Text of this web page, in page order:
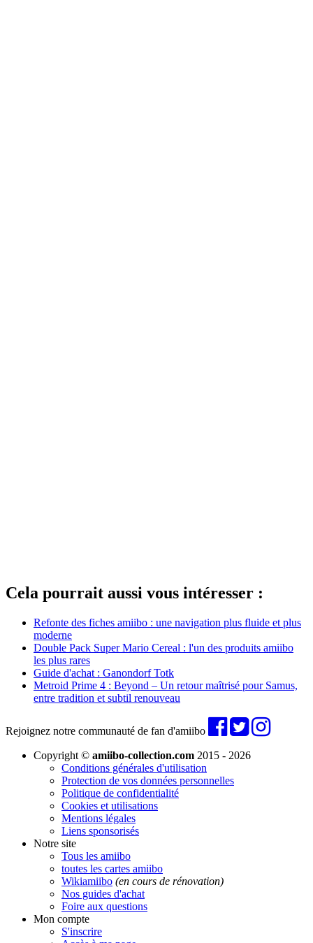
Cela pourrait aussi vous intéresser :
Refonte des fiches amiibo : une navigation plus fluide et plus
moderne
Double Pack Super Mario Cereal : l'un des produits amiibo
les plus rares
Guide d'achat : Ganondorf Totk
Metroid Prime 4 : Beyond – Un retour maîtrisé pour Samus,
entre tradition et subtil renouveau
Rejoignez notre communauté de fan d'amiibo
Copyright © amiibo-collection.com 2015 - 2026
Conditions générales d'utilisation
Protection de vos données personnelles
Politique de confidentialité
Cookies et utilisations
Mentions légales
Liens sponsorisés
Notre site
Tous les amiibo
toutes les cartes amiibo
Wikiamiibo (en cours de rénovation)
Nos guides d'achat
Foire aux questions
Mon compte
S'inscrire